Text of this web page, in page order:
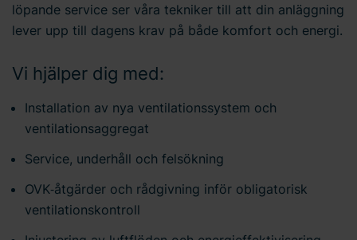
löpande service ser våra tekniker till att din anläggning
lever upp till dagens krav på både komfort och energi.
Vi hjälper dig med:
Installation av nya ventilationssystem och
ventilationsaggregat
Service, underhåll och felsökning
OVK‑åtgärder och rådgivning inför obligatorisk
ventilationskontroll